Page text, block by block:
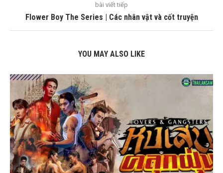
bài viết tiếp
Flower Boy The Series | Các nhân vật và cốt truyện
YOU MAY ALSO LIKE